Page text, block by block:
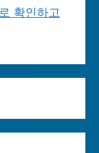
확인하고